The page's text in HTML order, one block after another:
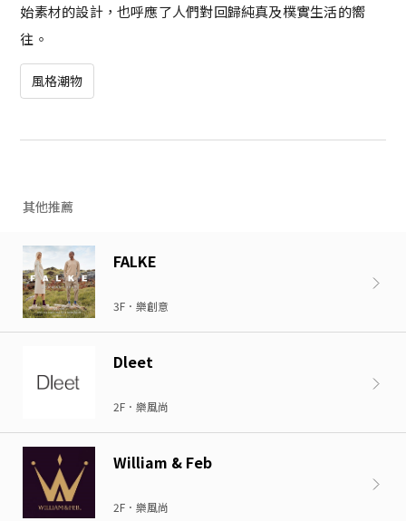
始素材的設計，也呼應了人們對回歸純真及樸實生活的嚮
往。
風格潮物
其他推薦
FALKE
3F．樂創意
Dleet
2F．樂風尚
William & Feb
2F．樂風尚